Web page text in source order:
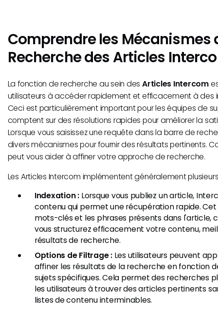
Comprendre les Mécanismes
Recherche des Articles
La fonction de recherche au sein des Articles Intercom
utilisateurs à accéder rapidement et efficacement à des
Ceci est particulièrement important pour les équipes de
comptent sur des résolutions rapides pour améliorer la
Lorsque vous saisissez une requête dans la barre de
divers mécanismes pour fournir des résultats pertinents.
peut vous aider à affiner votre approche de recherche.
Les Articles Intercom implémentent généralement
Indexation :Lorsque vous publiez un article,
contenu qui permet une récupération rapide. Cet
mots-clés et les phrases présents dans l'article,
vous structurez efficacement votre contenu,
résultats de recherche.
Options de Filtrage :Les utilisateurs peuvent
affiner les résultats de la recherche en fonction
sujets spécifiques. Cela permet des recherches
les utilisateurs à trouver des articles pertinents
listes de contenu interminables.